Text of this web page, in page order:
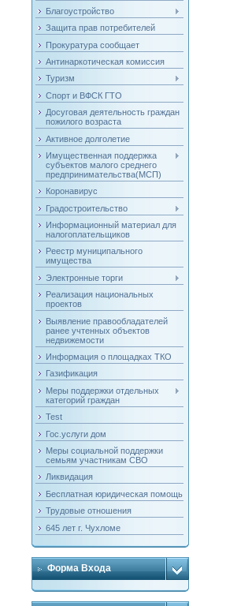
Благоустройство
Защита прав потребителей
Прокуратура сообщает
Антинаркотическая комиссия
Туризм
Спорт и ВФСК ГТО
Досуговая деятельность граждан
пожилого возраста
Активное долголетие
Имущественная поддержка
субъектов малого среднего
предпринимательства(МСП)
Коронавирус
Градостроительство
Информационный материал для
налогоплательщиков
Реестр муниципального
имущества
Электронные торги
Реализация национальных
проектов
Выявление правообладателей
ранее учтенных объектов
недвижемости
Информация о площадках ТКО
Газификация
Меры поддержки отдельных
категорий граждан
Test
Гос.услуги дом
Меры социальной поддержки
семьям участникам СВО
Ликвидация
Бесплатная юридическая помощь
Трудовые отношения
645 лет г. Чухломе
Форма Входа